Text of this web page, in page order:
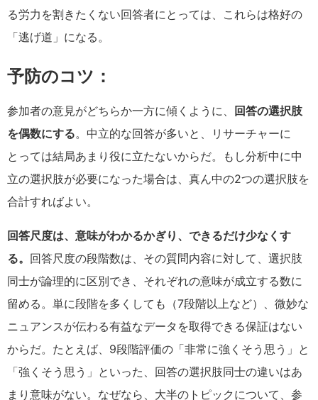
る労力を割きたくない回答者にとっては、これらは格好の
「逃げ道」になる。
予防のコツ：
参加者の意見がどちらか一方に傾くように、
回答の選択肢
を偶数にする。中立的な回答が多いと、リサーチャーに
とっては結局あまり役に立たないからだ。もし分析中に中
立の選択肢が必要になった場合は、真ん中の2つの選択肢を
合計すればよい。
回答尺度は、意味がわかるかぎり、できるだけ少なくす
る。 回答尺度の段階数は、その質問内容に対して、選択肢
同士が論理的に区別でき、それぞれの意味が成立する数に
留める。単に段階を多くしても（7段階以上など）、微妙な
ニュアンスが伝わる有益なデータを取得できる保証はない
からだ。たとえば、9段階評価の「非常に強くそう思う」と
「強くそう思う」といった、回答の選択肢同士の違いはあ
まり意味がない。なぜなら、大半のトピックについて、参